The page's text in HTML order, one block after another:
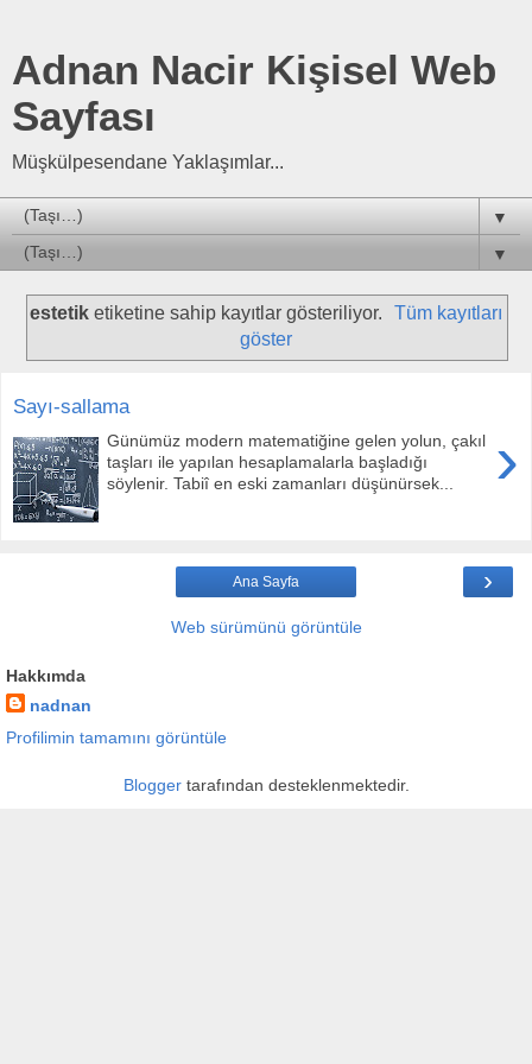
Adnan Nacir Kişisel Web
Sayfası
Müşkülpesendane Yaklaşımlar...
▼
▼
estetiketiketine sahip kayıtlar gösteriliyor.
Tüm kayıtları
göster
Sayı-sallama
›
Günümüz modern matematiğine gelen yolun, çakıl
taşları ile yapılan hesaplamalarla başladığı
söylenir. Tabiî en eski zamanları düşünürsek...
›
Ana Sayfa
Web sürümünü görüntüle
Hakkımda
nadnan
Profilimin tamamını görüntüle
Bloggertarafından desteklenmektedir.